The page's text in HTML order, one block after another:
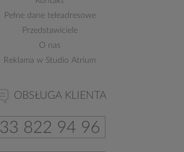
Pełne dane teleadresowe
Przedstawiciele
O nas
Reklama w Studio Atrium
OBSŁUGA KLIENTA
33 822 94 96